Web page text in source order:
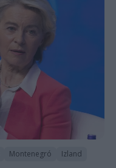
Montenegró Izland